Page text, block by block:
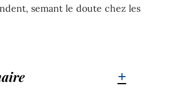
semant le doute chez les